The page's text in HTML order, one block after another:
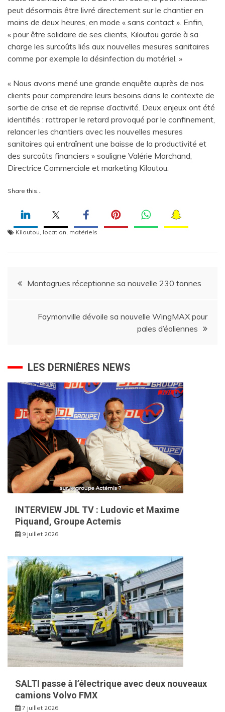
peut désormais être livré directement sur le chantier en
moins de deux heures, en mode « sans contact ». Enfin,
« pour être solidaire de ses clients, Kiloutou garde à sa
charge les surcoûts liés aux nouvelles mesures sanitaires
comme par exemple la désinfection du matériel. »
« Nous avons mené une grande enquête auprès de nos
clients pour comprendre leurs besoins dans le contexte de
sortie de crise et de reprise d’activité. Deux enjeux ont été
identifiés : rattraper le retard provoqué par le confinement,
relancer les chantiers avec les nouvelles mesures
sanitaires qui entraînent une baisse de la productivité et
des surcoûts financiers » souligne Valérie Marchand,
Directrice Commerciale et marketing Kiloutou.
Share this…
Kiloutou location matériels
Navigation
l’article
Montagrues réceptionne sa nouvelle 230 tonnes
Faymonville dévoile sa nouvelle WingMAX pour
pales d’éoliennes
LES DERNIÈRES NEWS
INTERVIEW JDL TV : Ludovic et Maxime
Piquand, Groupe Actemis
9 juillet 2026
SALTI passe à l’électrique avec deux nouveaux
camions Volvo FMX
7 juillet 2026